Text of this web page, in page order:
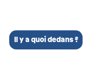
Il y a quoi dedans ?